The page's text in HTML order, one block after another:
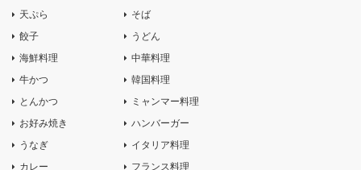
天ぷら
餃子
海鮮料理
牛かつ
とんかつ
お好み焼き
うなぎ
カレー
そば
うどん
中華料理
韓国料理
ミャンマー料理
ハンバーガー
イタリア料理
フランス料理